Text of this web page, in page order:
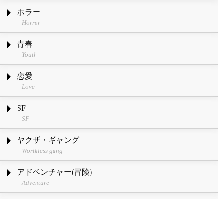
ホラー
Horror
青春
Youth
恋愛
Love
SF
SF
ヤクザ・ギャング
Worthless gang
アドベンチャー(冒険)
Adventure